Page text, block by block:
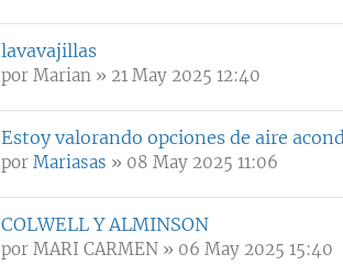
lavavajillas
por Marian » 21 May 2025 12:40
Estoy valorando opciones de aire
por Mariasas » 08 May 2025 11:06
COLWELL Y ALMINSON
por MARI CARMEN » 06 May 2025 15:40